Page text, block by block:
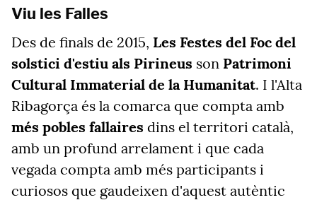
Viu les Falles
Des de finals de 2015, Les Festes del Foc del
solstici d'estiu als Pirineus son Patrimoni
Cultural Immaterial de la Humanitat. I l'Alta
Ribagorça és la comarca que compta amb
més pobles fallaires dins el territori català,
amb un profund arrelament i que cada
vegada compta amb més participants i
curiosos que gaudeixen d'aquest autèntic